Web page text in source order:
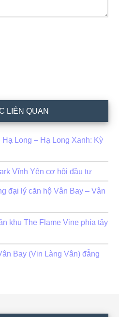
LIÊN QUAN
Long – Hạ Long Xanh: Kỳ
Vĩnh Yên cơ hội đầu tư
đại lý căn hộ Vân Bay – Vân
khu The Flame Vine phía tây
Bay (Vin Làng Vân) đẵng